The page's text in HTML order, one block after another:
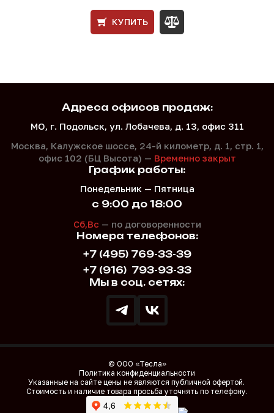
КУПИТЬ
Адреса офисов продаж:
МО, г. Подольск, ул. Лобачева, д. 13, офис 311
Москва, Калужское шоссе, 24-й километр, д. 1, стр. 1,
офис 102 (БЦ Высота) — Временно закрыт
Номера телефонов:
+7 (495) 769-33-39
+7 (916) 793-93-33
График работы:
Понедельник — Пятница
с 9:00 до 18:00
Сб,Вс — по договоренности
Мы в соц. сетях:
© ООО «Тесла»
Политика конфиденциальности
Указанные на сайте цены не являются публичной офертой.
Стоимость и наличие товара просьба уточнять по телефону.